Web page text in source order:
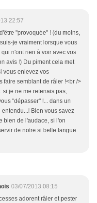
22:57
"provoquée" ! (du moins,
je vraiment lorsque vous
n'ont rien à voir avec vos
avis !) Du piment cela met
vous enlevez vos
faire semblant de râler !<br />
si je ne me retenais pas,
"dépasser" !... dans un
Bien vous savez
bien de l'audace, si l'on
de notre si belle langue
03/07/2013 08:15
adorent râler et pester